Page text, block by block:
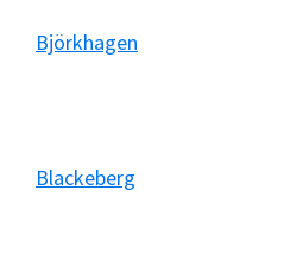
Björkhagen
Blackeberg